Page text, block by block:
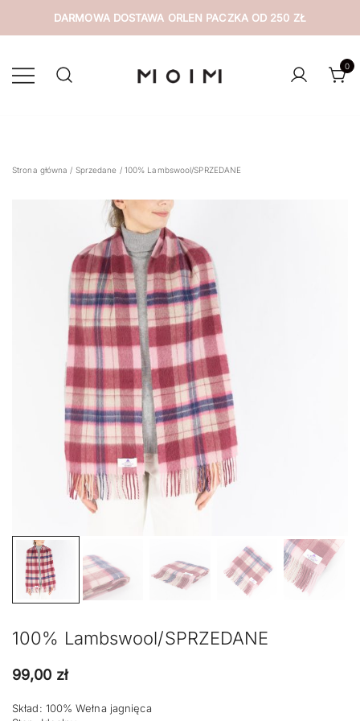
DARMOWA DOSTAWA ORLEN PACZKA OD 250 ZŁ
treści
0
Strona główna / Sprzedane / 100% Lambswool/SPRZEDANE
100% Lambswool/SPRZEDANE
99,00 zł
Skład: 100% Wełna jagnięca